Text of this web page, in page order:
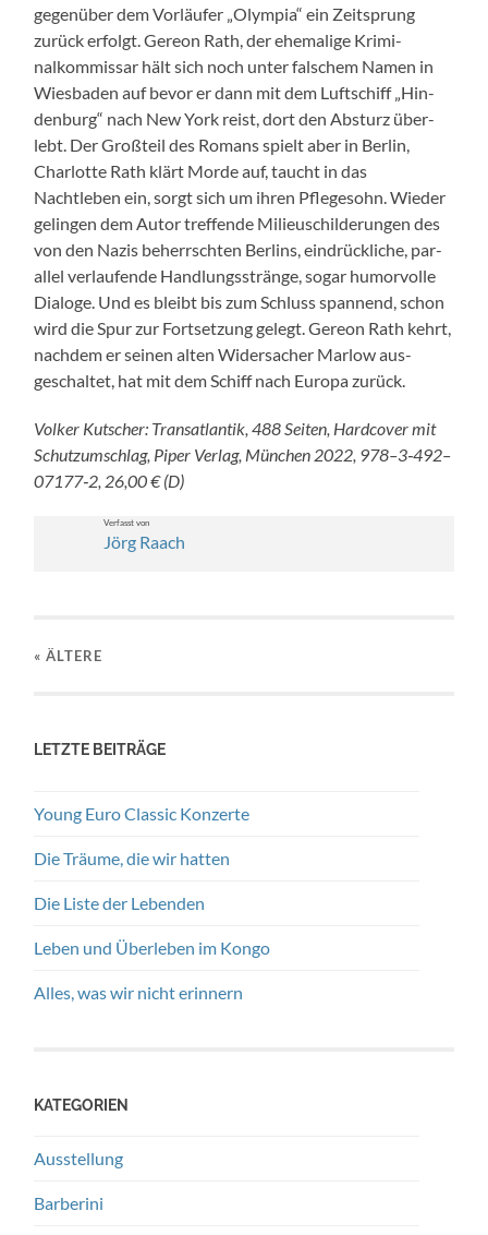
gegenüber dem Vor­läufer „Olympia“ ein Zeit­sprung
zurück erfol­gt. Gere­on Rath, der ehe­ma­lige Krim­i­
nalkom­mis­sar hält sich noch unter falschem Namen in
Wies­baden auf bevor er dann mit dem Luftschiff „Hin­
den­burg“ nach New York reist, dort den Absturz über­
lebt. Der Großteil des Romans spielt aber in Berlin,
Char­lotte Rath klärt Morde auf, taucht in das
Nachtleben ein, sorgt sich um ihren Pflege­sohn. Wieder
gelin­gen dem Autor tre­f­fende Milieuschilderun­gen des
von den Nazis beherrscht­en Berlins, ein­drück­liche, par­
al­lel ver­laufende Hand­lungsstränge, sog­ar humor­volle
Dialoge. Und es bleibt bis zum Schluss span­nend, schon
wird die Spur zur Fort­set­zung gelegt. Gere­on Rath kehrt,
nach­dem er seinen alten Wider­sach­er Mar­low aus­
geschal­tet, hat mit dem Schiff nach Europa zurück.
Volk­er Kutsch­er: Transat­lantik, 488 Seit­en, Hard­cov­er mit
Schutzum­schlag, Piper Ver­lag, München 2022, 978–3‑492–
07177‑2, 26,00 € (D)
Ver­fasst von
Jörg Raach
« ÄLTERE
LETZTE BEITRÄGE
Young Euro Classic Konzerte
Die Träume, die wir hatten
Die Liste der Lebenden
Leben und Überleben im Kongo
Alles, was wir nicht erinnern
KATEGORIEN
Ausstellung
Barberini